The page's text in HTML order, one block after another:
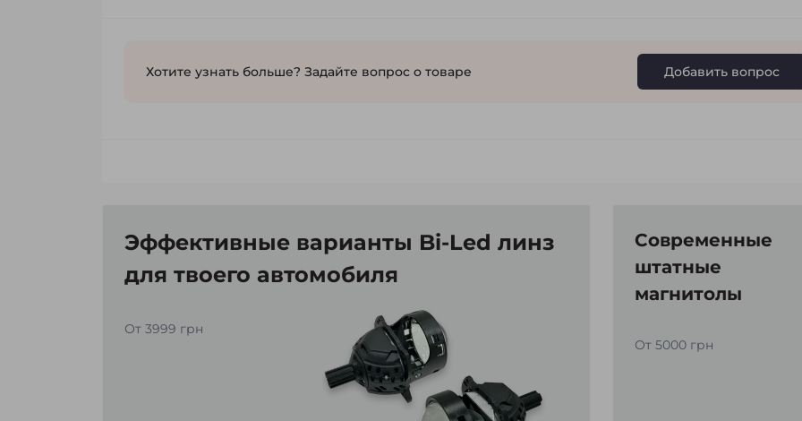
Хотите узнать больше? Задайте вопрос о товаре Добавить вопрос
Эффективные варианты Bi-Led линз
для твоего автомобиля
От 3999 грн
Современные
штатные
магнитолы
От 5000 грн